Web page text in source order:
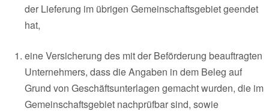
der Lieferung im übrigen Gemeinschaftsgebiet geendet
hat,
eine Versicherung des mit der Beförderung beauftragten
Unternehmers, dass die Angaben in dem Beleg auf
Grund von Geschäftsunterlagen gemacht wurden, die im
Gemeinschaftsgebiet nachprüfbar sind, sowie